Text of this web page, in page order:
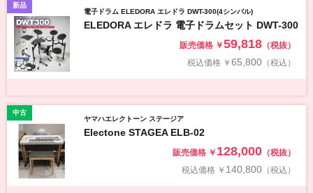
新品
電子ドラム ELEDORA エレドラ DWT-300(4シンバル)
ELEDORA エレドラ 電子ドラムセット DWT-300
販売価格 ￥59,818 （税抜）
税込価格 ￥ 65,800 （税込）
中古
ヤマハエレクトーン ステージア
Electone STAGEA ELB-02
販売価格 ￥ 128,000 （税抜）
税込価格 ￥ 140,800 （税込）